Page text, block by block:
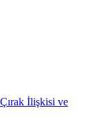
İlişkisi ve